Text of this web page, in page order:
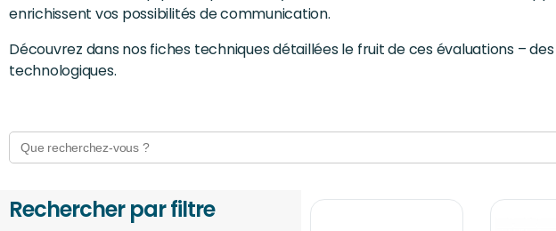
enrichissent vos possibilités de communication.
Découvrez dans nos fiches techniques détaillées le fruit de ces évaluations –
technologiques.
Search
for:
Rechercher par filtre